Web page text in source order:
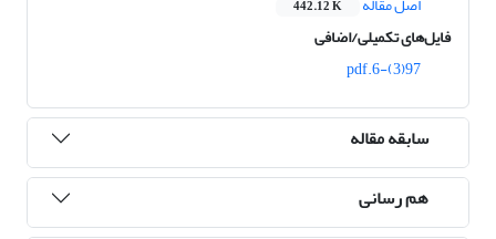
442.12 K
فایل‌های تکمیلی/اضافی
97(3)-6.pdf
سابقه مقاله
هم رسانی